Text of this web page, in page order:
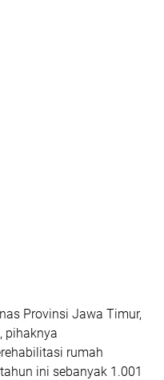
Provinsi Jawa Timur,
pihaknya
rumah
ini sebanyak 1.001